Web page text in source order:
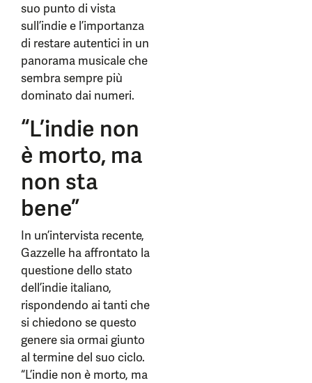
suo punto di vista
sull’indie e l’importanza
di restare autentici in un
panorama musicale che
sembra sempre più
dominato dai numeri.
“L’indie non
è morto, ma
non sta
bene”
In un’intervista recente,
Gazzelle ha affrontato la
questione dello stato
dell’indie italiano,
rispondendo ai tanti che
si chiedono se questo
genere sia ormai giunto
al termine del suo ciclo.
“L’indie non è morto, ma